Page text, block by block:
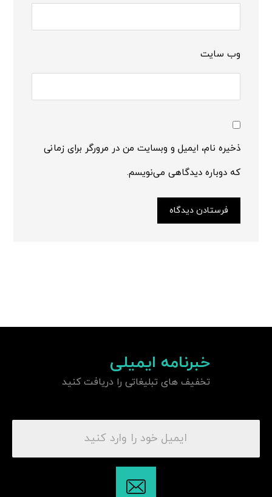
وب‌ سایت
ذخیره نام، ایمیل و وبسایت من در مرورگر برای زمانی
که دوباره دیدگاهی می‌نویسم.
فرستادن دیدگاه
خبرنامه ایمیلی
تخفیف های تبلیغاتی را دریافت کنید